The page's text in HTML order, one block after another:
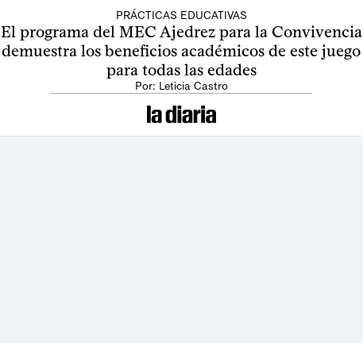
PRÁCTICAS EDUCATIVAS
El programa del MEC Ajedrez para la Convivencia
demuestra los beneficios académicos de este juego
para todas las edades
Por: Leticia Castro